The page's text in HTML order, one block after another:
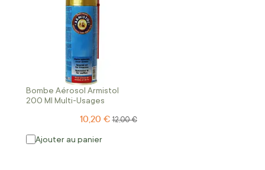
Bombe Aérosol Armistol
200 Ml Multi-Usages
Prix Spécial
10,20 € Prix normal
12,00 €
Ajouter au panier